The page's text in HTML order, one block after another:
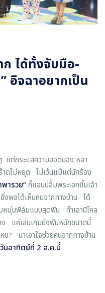
ได้ทั้งจับมือ-
อิจฉาอยากเป็น
แต่กระแสความฮอตของ หลา
าดไม่หยุด ไม่เว้นแม้แต่นักร้อง
พารวย”ก็แอบปลื้มพระเอกยิ้มเจ้า
งพอได้เห็นคนจากทางบ้าน ได้
นุ่มฟิล์มแบบสุดฟิน ทำเอานิโคล
ง แค่เล่นเกมยังฟินหนักขนาดนี้
น? มาเอาใจช่วยคนจากทางบ้าน
นอาทิตย์ที่ 2 ส.ค.นี้